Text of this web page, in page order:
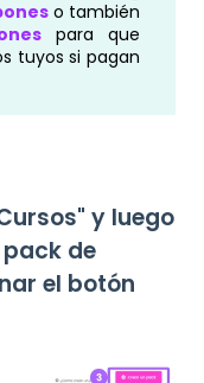
o también
para que
tuyos si pagan
y luego
de
el botón